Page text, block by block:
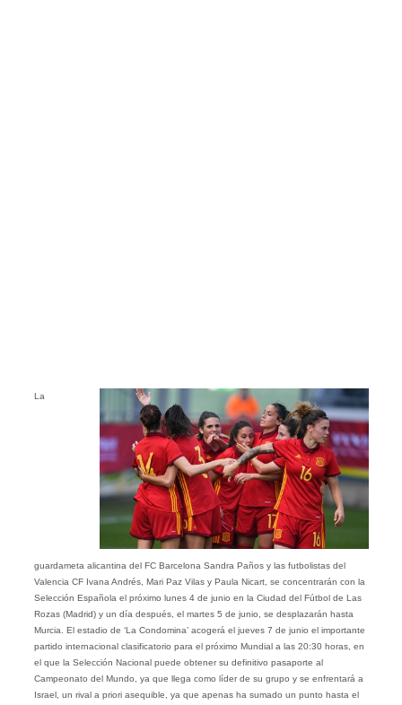
La
guardameta alicantina del FC Barcelona Sandra Paños y las futbolistas del
Valencia CF Ivana Andrés, Mari Paz Vilas y Paula Nicart, se concentrarán con la
Selección Española el próximo lunes 4 de junio en la Ciudad del Fútbol de Las
Rozas (Madrid) y un día después, el martes 5 de junio, se desplazarán hasta
Murcia. El estadio de ‘La Condomina’ acogerá el jueves 7 de junio el importante
partido internacional clasificatorio para el próximo Mundial a las 20:30 horas, en
el que la Selección Nacional puede obtener su definitivo pasaporte al
Campeonato del Mundo, ya que llega como líder de su grupo y se enfrentará a
Israel, un rival a priori asequible, ya que apenas ha sumado un punto hasta el